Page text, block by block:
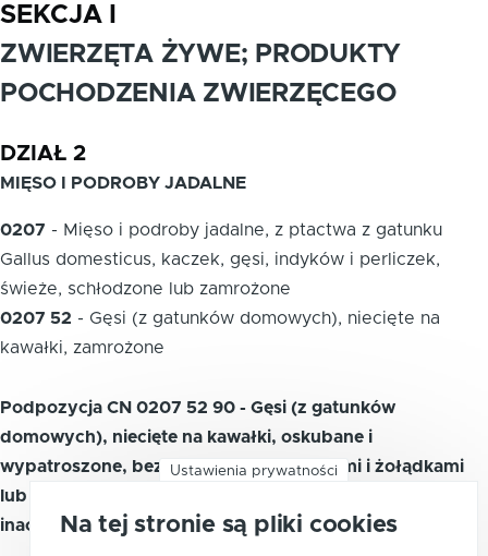
SEKCJA I
ZWIERZĘTA ŻYWE; PRODUKTY
POCHODZENIA ZWIERZĘCEGO
DZIAŁ 2
MIĘSO I PODROBY JADALNE
0207 - Mięso i podroby jadalne, z ptactwa z gatunku
Gallus domesticus, kaczek, gęsi, indyków i perliczek,
świeże, schłodzone lub zamrożone
0207 52 - Gęsi (z gatunków domowych), niecięte na
kawałki, zamrożone
Podpozycja CN 0207 52 90 - Gęsi (z gatunków
domowych), niecięte na kawałki, oskubane i
wypatroszone, bez głów i łapek, z sercami i żołądkami
lub bez serc i żołądków, znane jako „gęsi 75 %” lub
inaczej zgłaszane, zamrożone
Ustawienia prywatności
Na tej stronie są pliki cookies